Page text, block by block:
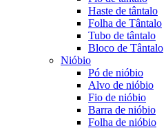
Haste de tântalo
Folha de Tântalo
Tubo de tântalo
Bloco de Tântalo
Nióbio
Pó de nióbio
Alvo de nióbio
Fio de nióbio
Barra de nióbio
Folha de nióbio